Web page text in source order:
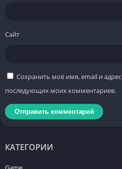
Сайт
Сохранить моё имя, email и адрес
последующих моих комментариев.
КАТЕГОРИИ